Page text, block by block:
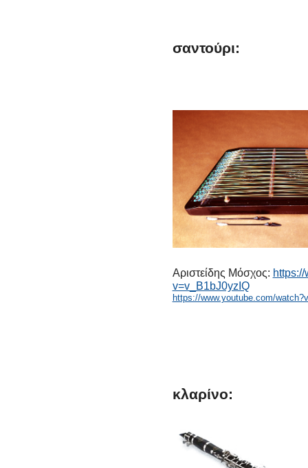
σαντούρι:
Αριστείδης Μόσχος:
v=v_B1bJ0yzIQ
https://www.youtube.com/
κλαρίνο: